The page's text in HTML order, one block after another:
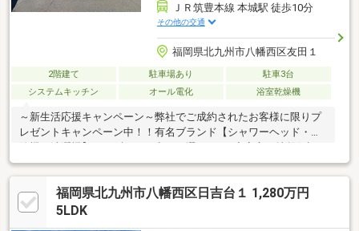
ＪＲ筑豊本線 本城駅 徒歩10分
その他の交通
福岡県北九州市八幡西区友田１
2階建て 駐車場あり
駐車3台
システムキッチン
オール電化 浴室乾燥機
～新生活応援キャンペーン～弊社でご成約されたお客様に限りプ
レゼントキャンペーン中！！有名ブランド【シャワーヘッド・掃
10年付です。◆駅へ徒歩１０分、小中学校へ徒歩５分の便利な立
地です！◆広々駐車スペースで４台～５台の駐車可能◆駅にも徒
歩１０分、小中学校にも徒歩５分の便利な立地◆オール電化で
月々のお支払いが節約にも♪借入期間３５年 月々８０，３７５円
福岡県北九州市八幡西区日吉台１ 1,280万円
5LDK